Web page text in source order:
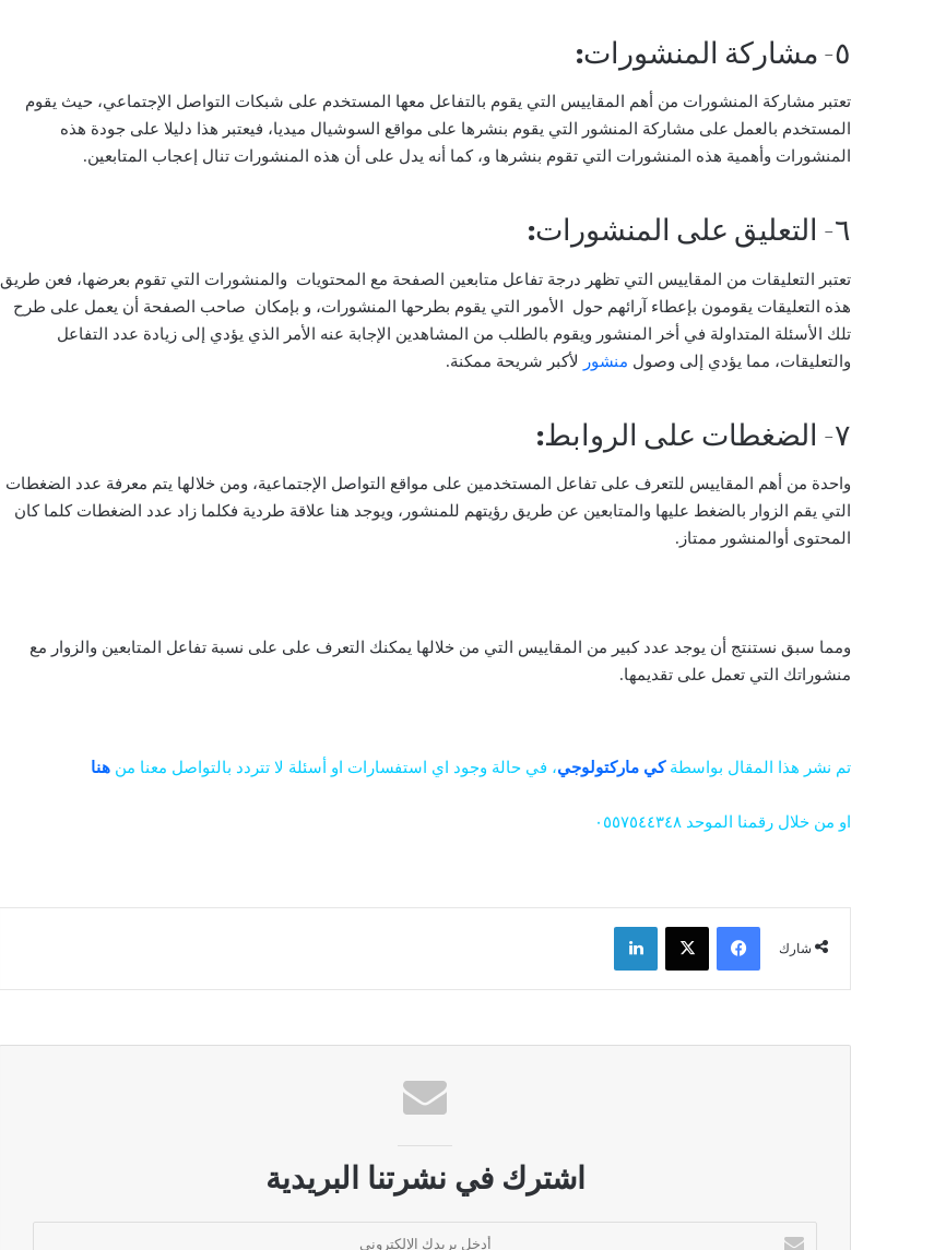
٥- مشاركة المنشورات:
تعتبر مشاركة المنشورات من أهم المقاييس التي يقوم بالتفاعل معها المستخدم على شبكات التواصل الإجتماعي، حيث يقوم
المستخدم بالعمل على مشاركة المنشور التي يقوم بنشرها على مواقع السوشيال ميديا، فيعتبر هذا دليلا على جودة هذه
المنشورات وأهمية هذه المنشورات التي تقوم بنشرها و، كما أنه يدل على أن هذه المنشورات تنال إعجاب المتابعين.
٦- التعليق على المنشورات:
تعتبر التعليقات من المقاييس التي تظهر درجة تفاعل متابعين الصفحة مع المحتويات والمنشورات التي تقوم بعرضها، فعن طريق
هذه التعليقات يقومون بإعطاء آرائهم حول الأمور التي يقوم بطرحها المنشورات، و بإمكان صاحب الصفحة أن يعمل على طرح
تلك الأسئلة المتداولة في أخر المنشور ويقوم بالطلب من المشاهدين الإجابة عنه الأمر الذي يؤدي إلى زيادة عدد التفاعل
والتعليقات، مما يؤدي إلى وصول منشور لأكبر شريحة ممكنة.
٧- الضغطات على الروابط:
واحدة من أهم المقاييس للتعرف على تفاعل المستخدمين على مواقع التواصل الإجتماعية، ومن خلالها يتم معرفة عدد الضغطات
التي يقم الزوار بالضغط عليها والمتابعين عن طريق رؤيتهم للمنشور، ويوجد هنا علاقة طردية فكلما زاد عدد الضغطات كلما كان
المحتوى أوالمنشور ممتاز.
ومما سبق نستنتج أن يوجد عدد كبير من المقاييس التي من خلالها يمكنك التعرف على على نسبة تفاعل المتابعين والزوار مع
منشوراتك التي تعمل على تقديمها.
تم نشر هذا المقال بواسطةكي ماركتولوجي، في حالة وجود اي استفسارات او أسئلة لا تتردد بالتواصل معنا من هنا
او من خلال رقمنا الموحد ٠٥٥٧٥٤٤٣٤٨
شارك
فيسبوك ‫X
اشترك في نشرتنا البريدية